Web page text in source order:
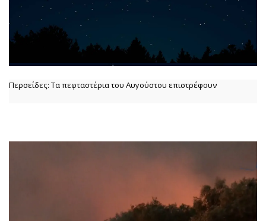
Περσείδες: Τα πεφταστέρια του Αυγούστου επιστρέφουν